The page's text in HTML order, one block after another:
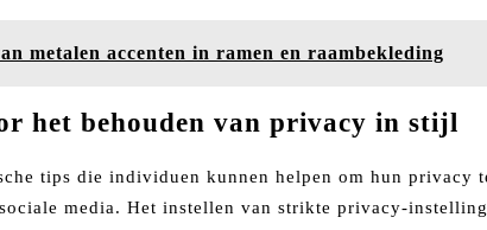
metalen accenten in ramen en raambekleding
het behouden van privacy in stijl
tips die individuen kunnen helpen om hun privacy
media. Het instellen van strikte privacy-